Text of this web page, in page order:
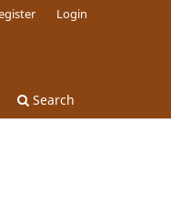
Search
Login